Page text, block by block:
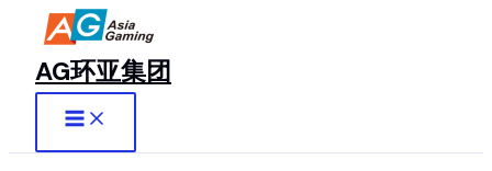
AG环亚集团
Main
Menu